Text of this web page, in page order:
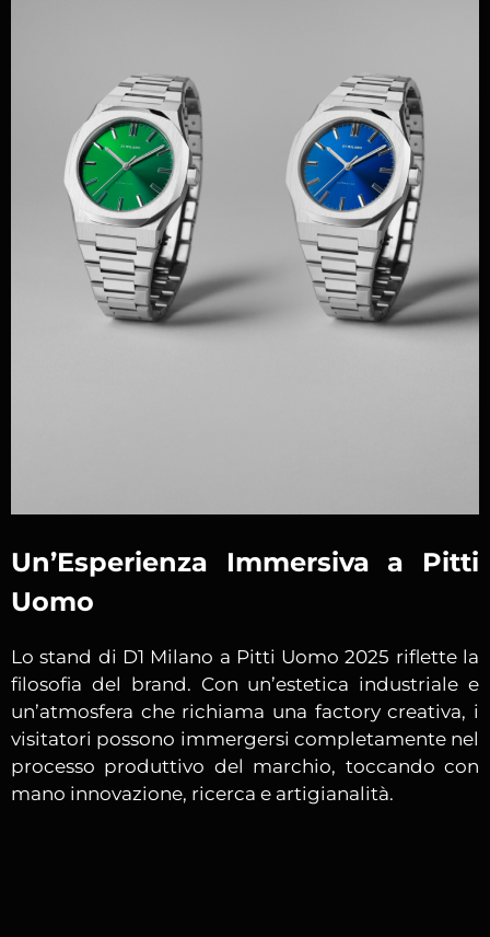
Un’Esperienza Immersiva a Pitti
Uomo
Lo stand di D1 Milano a Pitti Uomo 2025 riflette la
filosofia del brand. Con un’estetica industriale e
un’atmosfera che richiama una factory creativa, i
visitatori possono immergersi completamente nel
processo produttivo del marchio, toccando con
mano innovazione, ricerca e artigianalità.